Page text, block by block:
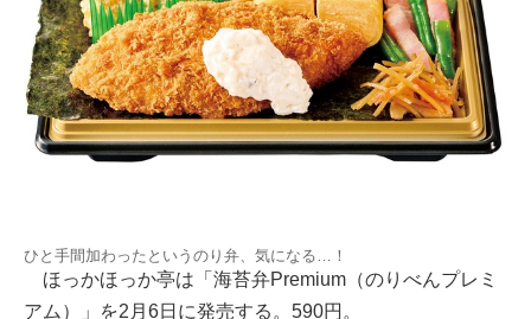
ひと手間加わったというのり弁、気になる…！
ほっかほっか亭は「海苔弁Premium（のりべんプレミ
アム）」を2月6日に発売する。590円。